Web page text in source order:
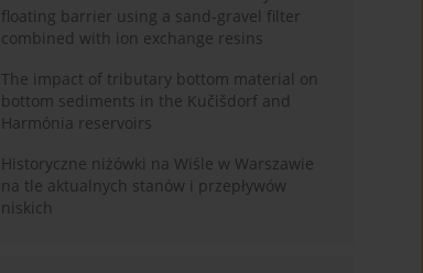
floating barrier using a sand-gravel filter
combined with ion exchange resins
The impact of tributary bottom material on
bottom sediments in the Kučišdorf and
Harmónia reservoirs
Historyczne niżówki na Wiśle w Warszawie
na tle aktualnych stanów i przepływów
niskich